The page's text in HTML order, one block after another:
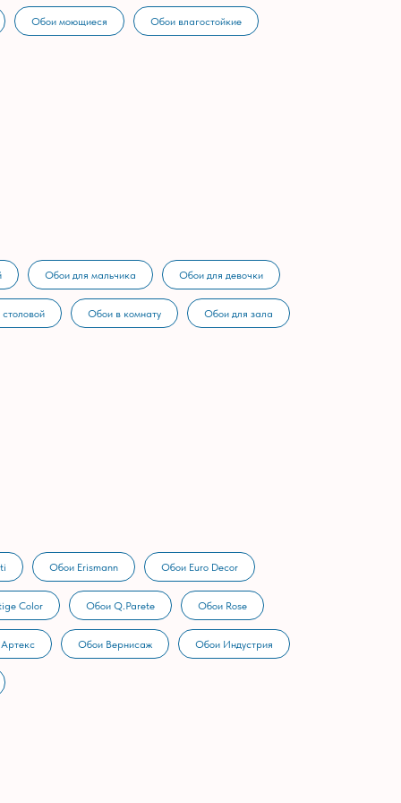
Обои моющиеся Обои влагостойкие
Обои для мальчика Обои для девочки
Обои в комнату Обои для зала
Обои Erismann Обои Euro Decor
Color Обои Q.Parete Обои Rose
Обои Вернисаж Обои Индустрия